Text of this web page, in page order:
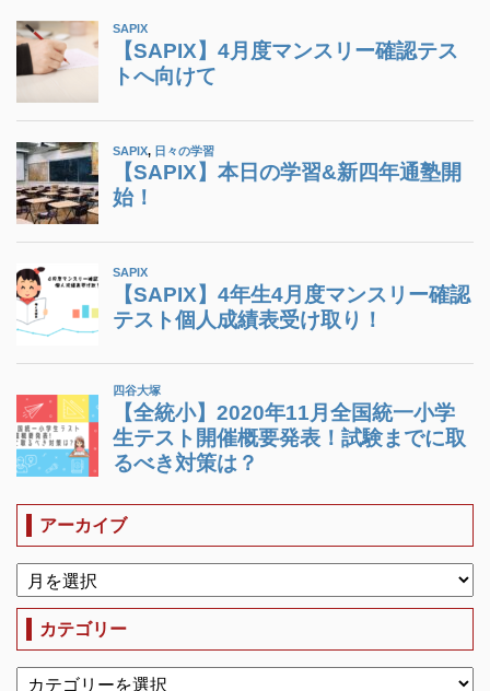
アーカイブ
カテゴリー